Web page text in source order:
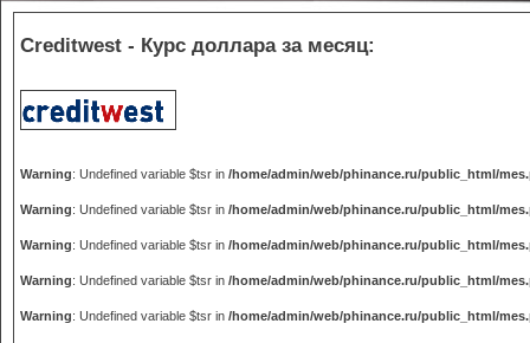
Creditwest - Курс доллара за месяц:
Warning: Undefined variable $tsr in /home/admin/web/phinance.ru/public_html/
Warning: Undefined variable $tsr in /home/admin/web/phinance.ru/public_html/
Warning: Undefined variable $tsr in /home/admin/web/phinance.ru/public_html/
Warning: Undefined variable $tsr in /home/admin/web/phinance.ru/public_html/
Warning: Undefined variable $tsr in /home/admin/web/phinance.ru/public_html/